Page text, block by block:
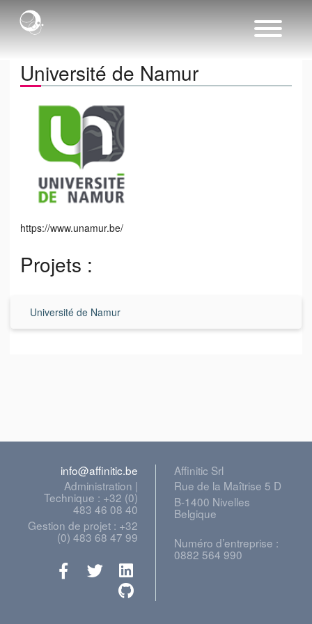
Université de Namur
https://www.unamur.be/
Projets :
Université de Namur
info@affinitic.be
Administration |
Technique : +32 (0)
483 46 08 40
Gestion de projet : +32
(0) 483 68 47 99
Affinitic Srl
Rue de la Maîtrise 5 D
B-1400 Nivelles
Belgique
Numéro d’entreprise :
0882 564 990